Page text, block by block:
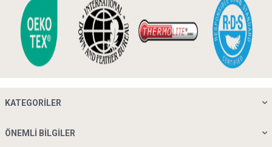
KATEGORILER
ÖNEMLI BILGILER